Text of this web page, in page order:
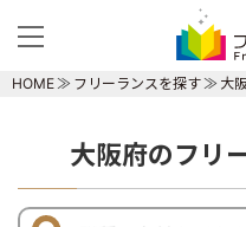
HOME フリーランスを探す 大
大阪府のフリ